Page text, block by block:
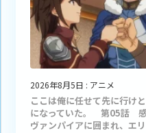
2026年8月5日 : アニメ
ここは俺に任せて先に行け
になっていた。 第05話 感
ヴァンパイアに囲まれ、エ